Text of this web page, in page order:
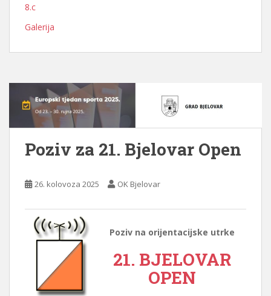
8.c
Galerija
Poziv za 21. Bjelovar Open
26. kolovoza 2025 OK Bjelovar
Poziv na orijentacijske utrke
21. BJELOVAR
OPEN